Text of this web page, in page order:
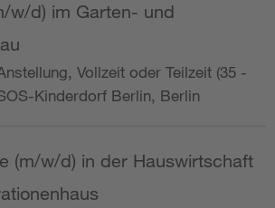
w/d) im Garten- und
Vollzeit oder Teilzeit (35 -
Kinderdorf Berlin, Berlin
(m/w/d) in der Hauswirtschaft